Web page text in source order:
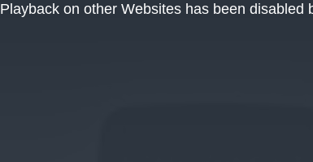
Playback on other Websites has been disabled